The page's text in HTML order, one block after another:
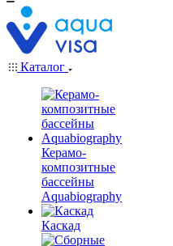
Каталог
Керамо-
композитные
бассейны
Aquabiography
Каскад